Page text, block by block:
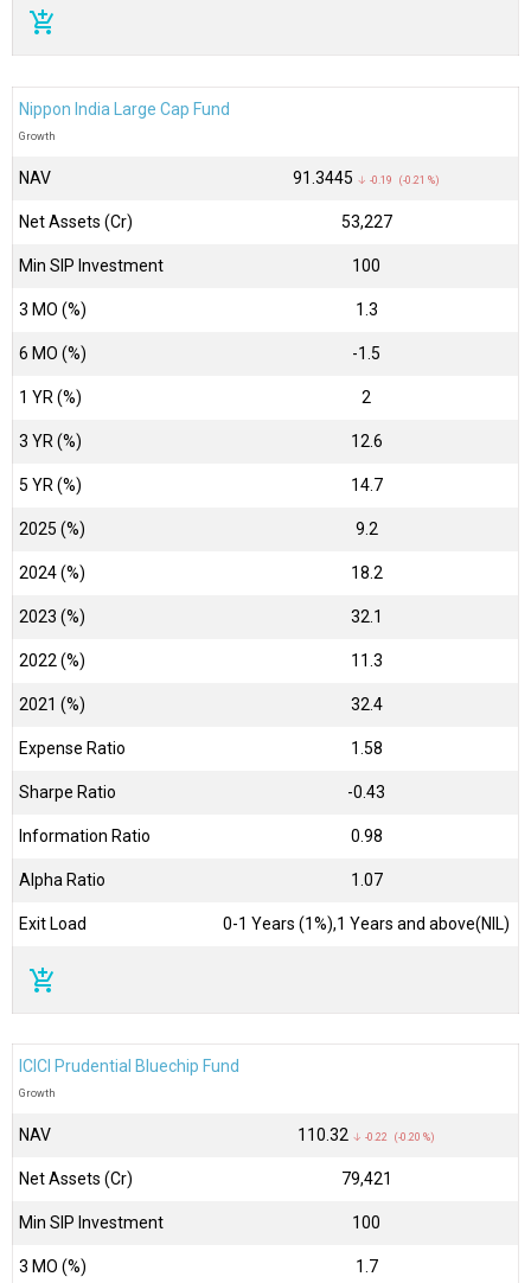
add_shopping_cart
Nippon India Large Cap Fund
Growth
NAV ₹91.3445 ↓ -0.19 (-0.21 %)
Net Assets (Cr) ₹53,227
Min SIP Investment 100
3 MO (%) 1.3
6 MO (%) -1.5
1 YR (%) 2
3 YR (%) 12.6
5 YR (%) 14.7
2025 (%) 9.2
2024 (%) 18.2
2023 (%) 32.1
2022 (%) 11.3
2021 (%) 32.4
Expense Ratio 1.58
Sharpe Ratio -0.43
Information Ratio 0.98
Alpha Ratio 1.07
Exit Load 0-1 Years (1%),1 Years and above(NIL)
add_shopping_cart
ICICI Prudential Bluechip Fund
Growth
NAV ₹110.32 ↓ -0.22 (-0.20 %)
Net Assets (Cr) ₹79,421
Min SIP Investment 100
3 MO (%) 1.7